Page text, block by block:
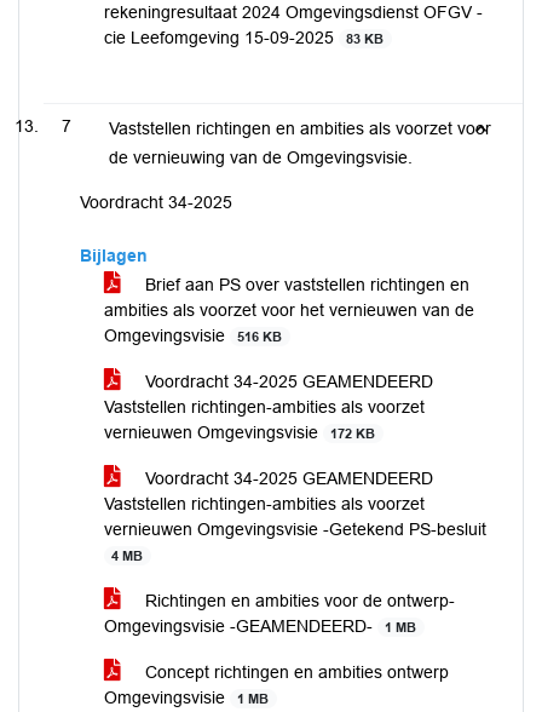
rekeningresultaat 2024 Omgevingsdienst OFGV -
cie Leefomgeving 15-09-2025
83 KB
7
Vaststellen richtingen en ambities als voorzet voor
de vernieuwing van de Omgevingsvisie.
Voordracht 34-2025
Bijlagen
Brief aan PS over vaststellen richtingen en
ambities als voorzet voor het vernieuwen van de
Omgevingsvisie
516 KB
Voordracht 34-2025 GEAMENDEERD
Vaststellen richtingen-ambities als voorzet
vernieuwen Omgevingsvisie
172 KB
Voordracht 34-2025 GEAMENDEERD
Vaststellen richtingen-ambities als voorzet
vernieuwen Omgevingsvisie -Getekend PS-besluit
4 MB
Richtingen en ambities voor de ontwerp-
Omgevingsvisie -GEAMENDEERD-
1 MB
Concept richtingen en ambities ontwerp
Omgevingsvisie
1 MB